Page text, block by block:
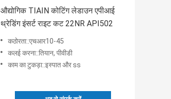
औद्योगिक TIAIN कोटिंग लेडाउन एपीआई
थ्रेडिंग इंसर्ट राइट कट 22NR API502
कठोरता::एचआर10-45
कलई करना::तियान, पीवीडी
काम का टुकड़ा::इस्पात और ss